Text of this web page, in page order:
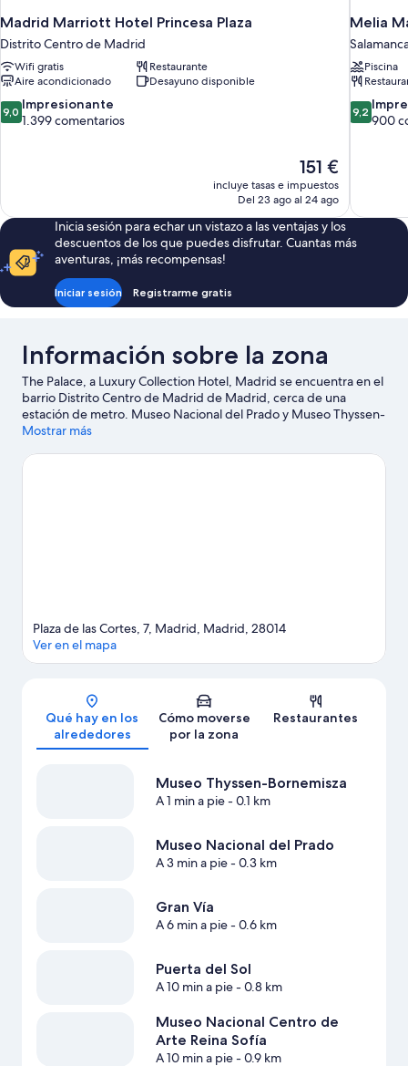
Madrid Marriott Hotel Princesa Plaza
Distrito Centro de Madrid
Wifi gratis
Restaurante
Aire acondicionado
Desayuno disponible
9.0
sobre
9,0 Impresionante
1.399 comentarios
El
precio
actual
de
151 €
151 €
incluye tasas e impuestos
Del 23 ago al 24 ago
Melia
Piscina
9.2
sobre
9,2
900
Inicia sesión para echar un vistazo a las ventajas y los
descuentos de los que puedes disfrutar. Cuantas más
aventuras, ¡más recompensas!
Iniciar sesión Registrarme gratis
Información sobre la zona
The Palace, a Luxury Collection Hotel, Madrid se encuentra en el
barrio Distrito Centro de Madrid de Madrid, cerca de una
estación de metro. Museo Nacional del Prado y Museo Thyssen-
Bornemisza son lugares de visita obligada para los aficionados a
y Basílica y parroquia de Jesús de Medinaceli. ¿Te apetece
Mostrar más
Mapa
Plaza de las Cortes, 7, Madrid, Madrid, 28014
Ver en el mapa
Qué hay en los
alrededores
Cómo moverse
por la zona
Restaurantes
Museo Thyssen-Bornemisza
A 1 min a pie- 0.1 km
Museo Nacional del Prado
A 3 min a pie- 0.3 km
Gran Vía
A 6 min a pie- 0.6 km
Puerta del Sol
A 10 min a pie- 0.8 km
Museo Nacional Centro de
Arte Reina Sofía
A 10 min a pie- 0.9 km